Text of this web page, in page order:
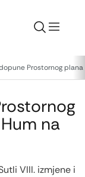
Prostornog
na
VIII. izmjene i